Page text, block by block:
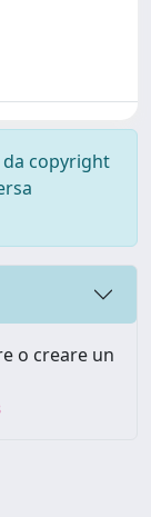
copyright
o creare un